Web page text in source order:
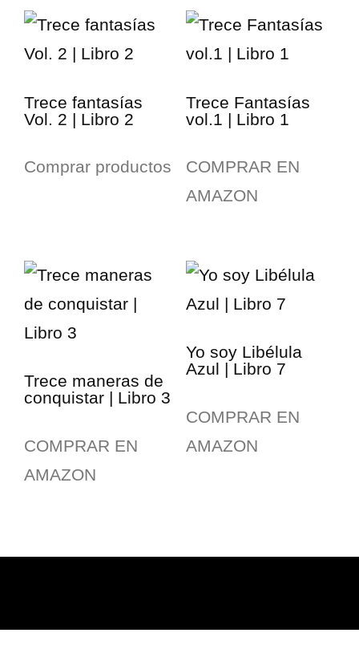
Trece fantasías
Vol. 2 | Libro 2
Comprar productos
Trece Fantasías
vol.1 | Libro 1
COMPRAR EN
AMAZON
Trece maneras de
conquistar | Libro 3
COMPRAR EN
AMAZON
Yo soy Libélula
Azul | Libro 7
COMPRAR EN
AMAZON